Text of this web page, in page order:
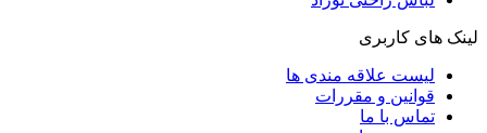
لینک های کاربری
لیست علاقه مندی ها
قوانین و مقررات
تماس با ما